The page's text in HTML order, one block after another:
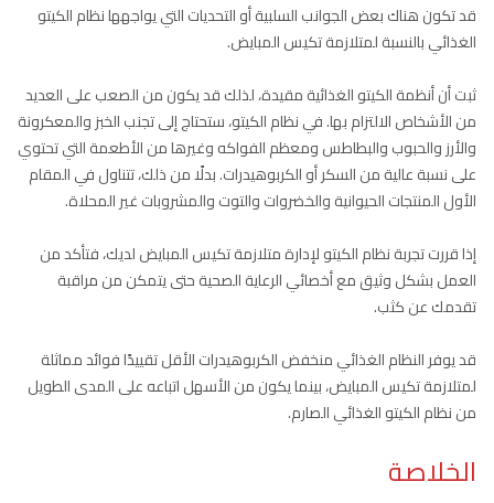
قد تكون هناك بعض الجوانب السلبية أو التحديات التي يواجهها نظام الكيتو
الغذائي بالنسبة لمتلازمة تكيس المبايض.
ثبت أن أنظمة الكيتو الغذائية مقيدة، لذلك قد يكون من الصعب على العديد
من الأشخاص الالتزام بها. في نظام الكيتو، ستحتاج إلى تجنب الخبز والمعكرونة
والأرز والحبوب والبطاطس ومعظم الفواكه وغيرها من الأطعمة التي تحتوي
على نسبة عالية من السكر أو الكربوهيدرات. بدلًا من ذلك، تتناول في المقام
الأول المنتجات الحيوانية والخضروات والتوت والمشروبات غير المحلاة.
إذا قررت تجربة نظام الكيتو لإدارة متلازمة تكيس المبايض لديك، فتأكد من
العمل بشكل وثيق مع أخصائي الرعاية الصحية حتى يتمكن من مراقبة
تقدمك عن كثب.
قد يوفر النظام الغذائي منخفض الكربوهيدرات الأقل تقييدًا فوائد مماثلة
لمتلازمة تكيس المبايض، بينما يكون من الأسهل اتباعه على المدى الطويل
من نظام الكيتو الغذائي الصارم.
الخلاصة